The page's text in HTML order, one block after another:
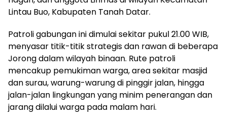
Lintau Buo, Kabupaten Tanah Datar.
Patroli gabungan ini dimulai sekitar pukul 21.00 WIB,
menyasar titik-titik strategis dan rawan di beberapa
Jorong dalam wilayah binaan. Rute patroli
mencakup pemukiman warga, area sekitar masjid
dan surau, warung-warung di pinggir jalan, hingga
jalan-jalan lingkungan yang minim penerangan dan
jarang dilalui warga pada malam hari.